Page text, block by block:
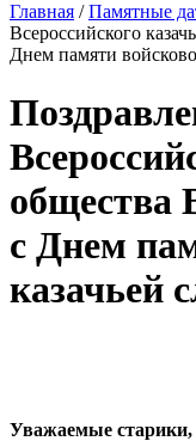
Главная / Памятные
Всероссийского
Днем памяти
общества
с Днем
казачьей
Уважаемые старики,